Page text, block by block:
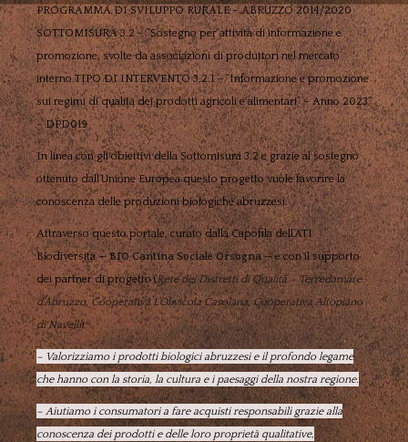
PROGRAMMA DI SVILUPPO RURALE – ABRUZZO 2014/2020
SOTTOMISURA 3.2 – “Sostegno per attività di informazione e
promozione, svolte da associazioni di produttori nel mercato
interno TIPO DI INTERVENTO 3.2.1 – “Informazione e promozione
sui regimi di qualità dei prodotti agricoli e alimentari” – Anno 2023”
– DPD019
In linea con gli obiettivi della Sottomisura 3.2 e grazie al sostegno
ottenuto dall’Unione Europea questo progetto vuole favorire la
conoscenza delle produzioni biologiche abruzzesi.
Attraverso questo portale, curato dalla Capofila dell’ATI
Biodiversità —BIO Cantina Sociale Orsogna— e con il supporto
dei partner di progetto (Rete dei Distretti di Qualità – Terredamare
d’Abruzzo, Cooperativa L’Olivicola Casolana,Cooperativa Altopiano
di Navelli),
– Valorizziamo i prodotti biologici abruzzesi e il profondo legame
che hanno con la storia, la cultura e i paesaggi della nostra regione.
– Aiutiamo i consumatori a fare acquisti responsabili grazie alla
conoscenza dei prodotti e delle loro proprietà qualitative,